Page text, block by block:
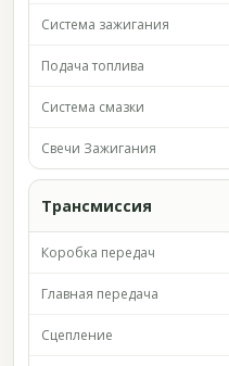
Система зажигания
Подача топлива
Система смазки
Свечи Зажигания
Трансмиссия
Коробка передач
Главная передача
Сцепление